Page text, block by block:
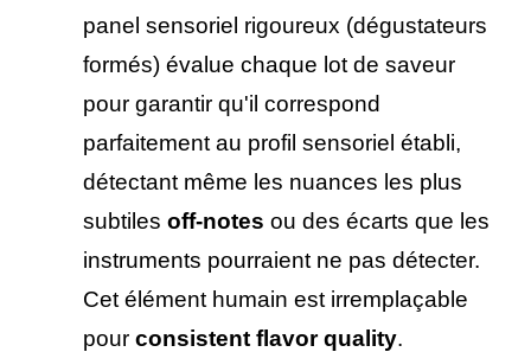
panel sensoriel rigoureux (dégustateurs
formés) évalue chaque lot de saveur
pour garantir qu'il correspond
parfaitement au profil sensoriel établi,
détectant même les nuances les plus
subtiles off-notes ou des écarts que les
instruments pourraient ne pas détecter.
Cet élément humain est irremplaçable
pour consistent flavor quality.